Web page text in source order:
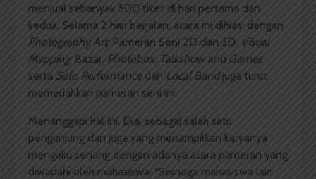
menjual sebanyak 500 tiket di hari pertama dan
kedua. Selama 2 hari berjalan, acara ini dihiasi dengan
Photography Art, Pameran Seni 2D dan 3D, Visual
Mapping, Bazar, Photobox, Talkshow and Games
serta Solo Performance dan Local Bandjuga turut
memeriahkan pameran seni ini.
Menanggapi hal ini, Eka, sebagai salah satu
pengunjung dan juga yang menampilkan karyanya
mengaku senang dengan adanya acara pameran yang
diwadahi oleh mahasiswa. “Semoga mahasiswa lain